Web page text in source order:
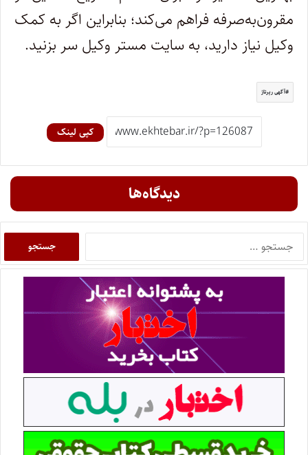
مقرون‌به‌صرفه فراهم می‌کند؛ بنابراین اگر به کمک
وکیل نیاز دارید، به سایت مستر وکیل سر بزنید.
آگهی رپرتاژ
کپی لینک
دیدگاه‌ها